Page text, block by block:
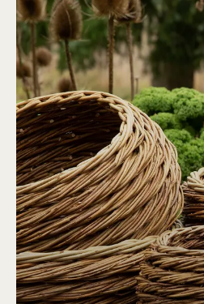
VER POR:
MUSEU ARTESÃO OFICINA